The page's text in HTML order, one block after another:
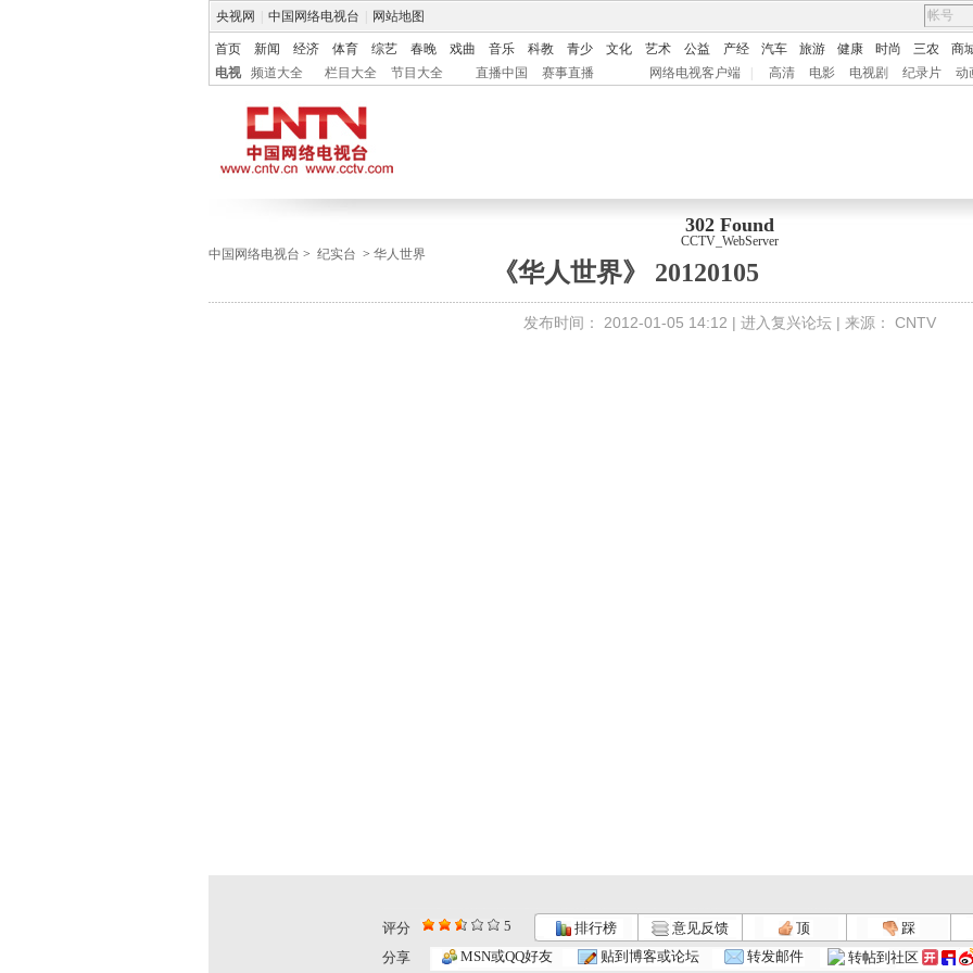
央视网 中国网络电视台 网站地图
首页 新闻 经济 体育 综艺 春晚 戏曲 音乐 科教 青少 文化 艺术 公益 产经 汽车 旅游 健康 时尚 三农
商
电视
频道大全 栏目大全 节目大全 直播中国 赛事直播 网络电视客户端 高清 电影 电视剧 纪录片 动
302 Found
CCTV_WebServer
中国网络电视台 > 纪实台 > 华人世界
《华人世界》 20120105
发布时间： 2012-01-05 14:12 | 进入复兴论坛 | 来源： CNTV
评分 5 排行榜 意见反馈 顶
踩
分享
MSN或QQ好友 贴到博客或论坛 转发邮件 转帖到社区